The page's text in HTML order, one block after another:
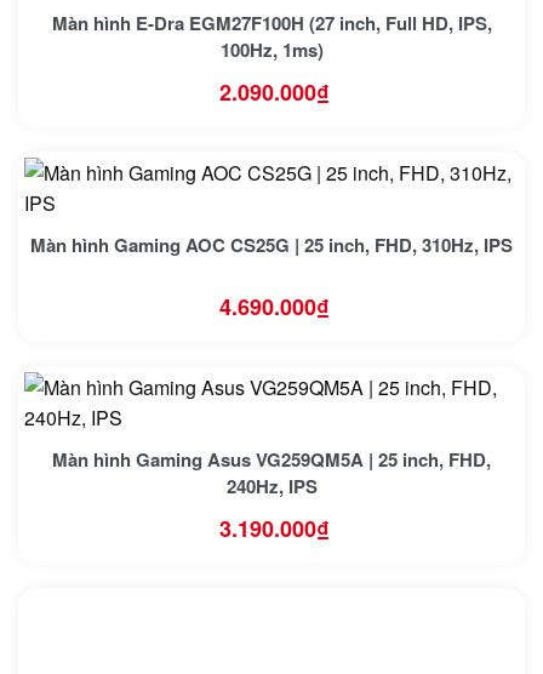
Màn hình E-Dra EGM27F100H (27 inch, Full HD, IPS,
100Hz, 1ms)
2.090.000₫
Màn hình Gaming AOC CS25G | 25 inch, FHD, 310Hz, IPS
4.690.000₫
Màn hình Gaming Asus VG259QM5A | 25 inch, FHD,
240Hz, IPS
3.190.000₫